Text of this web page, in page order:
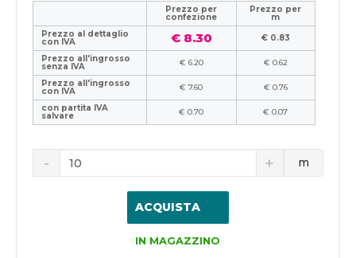
Prezzo per
confezione
Prezzo per
m
Prezzo al dettaglio
con IVA € 8.30
€ 0.83
Prezzo all'ingrosso
senza IVA € 6.20
€ 0.62
Prezzo all'ingrosso
con IVA € 7.60
€ 0.76
con partita IVA
salvare € 0.70 € 0.07
m
ACQUISTA
IN MAGAZZINO